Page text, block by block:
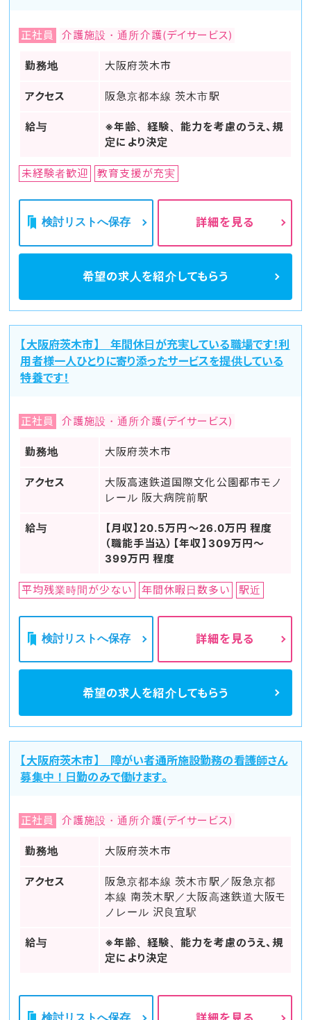
正社員 介護施設・通所介護(デイサービス)
勤務地 大阪府茨木市
アクセス 阪急京都本線 茨木市駅
給与
※年齢、経験、能力を考慮のうえ、規
定により決定
未経験者歓迎 教育支援が充実
検討リストへ保存 詳細を見る
希望の求人を紹介してもらう
【大阪府茨木市】 年間休日が充実している職場です！利
用者様一人ひとりに寄り添ったサービスを提供している
特養です！
正社員 介護施設・通所介護(デイサービス)
勤務地 大阪府茨木市
アクセス
大阪高速鉄道国際文化公園都市モノ
レール 阪大病院前駅
給与
【月収】20.5万円～26.0万円 程度
（職能手当込）【年収】309万円～
399万円 程度
平均残業時間が少ない 年間休暇日数多い 駅近
検討リストへ保存 詳細を見る
希望の求人を紹介してもらう
【大阪府茨木市】 障がい者通所施設勤務の看護師さん
募集中！日勤のみで働けます。
正社員 介護施設・通所介護(デイサービス)
勤務地 大阪府茨木市
アクセス
阪急京都本線 茨木市駅／阪急京都
本線 南茨木駅／大阪高速鉄道大阪モ
ノレール 沢良宜駅
給与
※年齢、経験、能力を考慮のうえ、規
定により決定
検討リストへ保存